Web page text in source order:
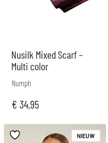
Nusilk Mixed Scarf –
Multi color
Numph
€ 34,95
NIEUW